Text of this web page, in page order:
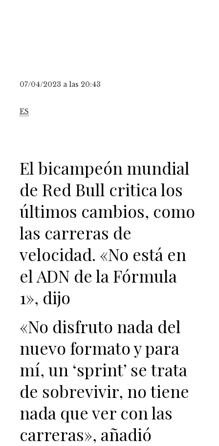
07/04/2023 a las 20:43
ES
El bicampeón mundial
de Red Bull critica los
últimos cambios, como
las carreras de
velocidad. «No está en
el ADN de la Fórmula
1», dijo
«No disfruto nada del
nuevo formato y para
mí, un ‘sprint’ se trata
de sobrevivir, no tiene
nada que ver con las
carreras», añadió